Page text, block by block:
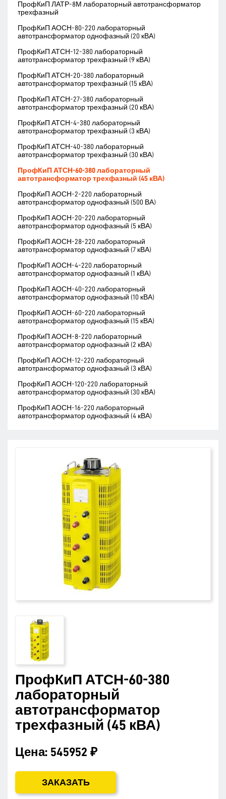
ПрофКиП ЛАТР-8М лабораторный автотрансформатор
трехфазный
ПрофКиП АОСН-80-220 лабораторный
автотрансформатор однофазный (20 кВА)
ПрофКиП АТСН-12-380 лабораторный
автотрансформатор трехфазный (9 кВА)
ПрофКиП АТСН-20-380 лабораторный
автотрансформатор трехфазный (15 кВА)
ПрофКиП АТСН-27-380 лабораторный
автотрансформатор трехфазный (20 кВА)
ПрофКиП АТСН-4-380 лабораторный
автотрансформатор трехфазный (3 кВА)
ПрофКиП АТСН-40-380 лабораторный
автотрансформатор трехфазный (30 кВА)
ПрофКиП АТСН-60-380 лабораторный
автотрансформатор трехфазный (45 кВА)
ПрофКиП АОСН-2-220 лабораторный
автотрансформатор однофазный (500 ВА)
ПрофКиП АОСН-20-220 лабораторный
автотрансформатор однофазный (5 кВА)
ПрофКиП АОСН-28-220 лабораторный
автотрансформатор однофазный (7 кВА)
ПрофКиП АОСН-4-220 лабораторный
автотрансформатор однофазный (1 кВА)
ПрофКиП АОСН-40-220 лабораторный
автотрансформатор однофазный (10 кВА)
ПрофКиП АОСН-60-220 лабораторный
автотрансформатор однофазный (15 кВА)
ПрофКиП АОСН-8-220 лабораторный
автотрансформатор однофазный (2 кВА)
ПрофКиП АОСН-12-220 лабораторный
автотрансформатор однофазный (3 кВА)
ПрофКиП АОСН-120-220 лабораторный
автотрансформатор однофазный (30 кВА)
ПрофКиП АОСН-16-220 лабораторный
автотрансформатор однофазный (4 кВА)
ПрофКиП АТСН-60-380
лабораторный
автотрансформатор
трехфазный (45 кВА)
Цена: 545952 ₽
ЗАКАЗАТЬ